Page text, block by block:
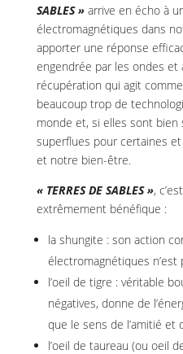
SABLES »arrive en écho à
électromagnétiques dans
apporter une réponse
engendrée par les ondes et
récupération qui agit
beaucoup trop de
monde et, si elles sont
superflues pour certaines
et notre bien-être.
« TERRES DE SABLES »,
extrêmement bénéfique :
la shungite : son action
électromagnétiques
l’oeil de tigre : véritable
négatives, donne de
que le sens de l’amitié et
l’oeil de taureau (ou oeil